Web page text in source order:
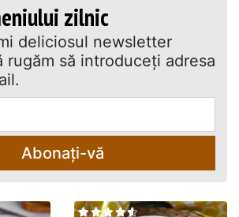
zilnic
deliciosul newsletter
rugăm să introduceţi adresa
Abonați-vă